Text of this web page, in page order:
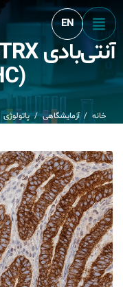
EN
(ATRX, IHC)
خانه / آزمایشگاهی / پاتولوژی